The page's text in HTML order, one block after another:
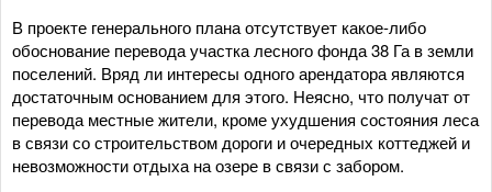
В проекте генерального плана отсутствует какое-либо
обоснование перевода участка лесного фонда 38 Га в земли
поселений. Вряд ли интересы одного арендатора являются
достаточным основанием для этого. Неясно, что получат от
перевода местные жители, кроме ухудшения состояния леса
в связи со строительством дороги и очередных коттеджей и
невозможности отдыха на озере в связи с забором.